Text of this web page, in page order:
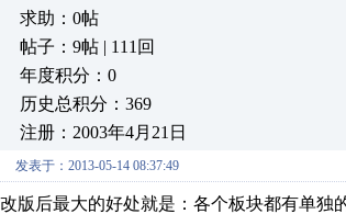
求助：0帖
帖子：9帖 | 111回
年度积分：0
历史总积分：369
注册：2003年4月21日
发表于：2013-05-14 08:37:49
改版后最大的好处就是：各个板块都有单独